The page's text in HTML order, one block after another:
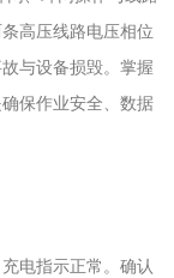
高压线路电压相位
与设备损毁。掌握
保作业安全、数据
电指示正常。确认